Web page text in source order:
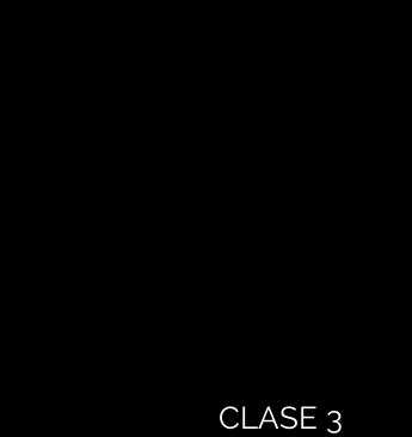
CLASE 3